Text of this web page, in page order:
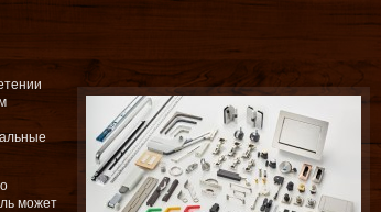
может